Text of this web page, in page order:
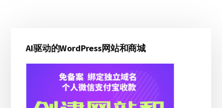
侧
边
AI驱动的WordPress网站和商城